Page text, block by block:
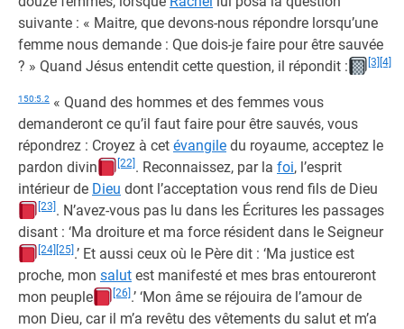
suivante : « Maitre, que devons-nous répondre lorsqu’une
femme nous demande : Que dois-je faire pour être sauvée
? » Quand Jésus entendit cette question, il répondit :
[3] [4]
150:5.2 « Quand des hommes et des femmes vous
demanderont ce qu’il faut faire pour être sauvés, vous
répondrez : Croyez à cet évangile du royaume, acceptez le
pardon divin
[22] . Reconnaissez, par la foi, l’esprit
intérieur de Dieu dont l’acceptation vous rend fils de Dieu
[23] . N’avez-vous pas lu dans les Écritures les passages
disant : ‘Ma droiture et ma force résident dans le Seigneur
[24] [25] .’ Et aussi ceux où le Père dit : ‘Ma justice est
proche, mon salut est manifesté et mes bras entoureront
mon peuple
[26] .’ ‘Mon âme se réjouira de l’amour de
mon Dieu, car il m’a revêtu des vêtements du salut et m’a